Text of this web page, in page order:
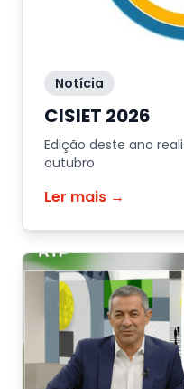
Notícia
CISIET 2026
Edição deste ano
outubro
Ler mais →